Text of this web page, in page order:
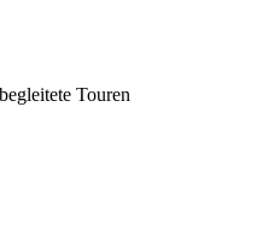
Touren